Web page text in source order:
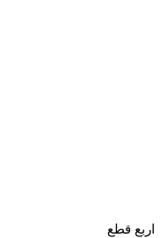
اربع قطع